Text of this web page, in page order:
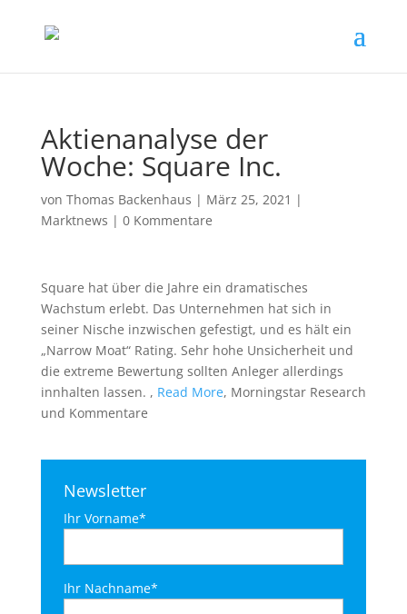
Aktienanalyse der
Woche: Square Inc.
von Thomas Backenhaus | März 25, 2021 |
Marktnews | 0 Kommentare
Square hat über die Jahre ein dramatisches
Wachstum erlebt. Das Unternehmen hat sich in
seiner Nische inzwischen gefestigt, und es hält ein
„Narrow Moat“ Rating. Sehr hohe Unsicherheit und
die extreme Bewertung sollten Anleger allerdings
innhalten lassen. , Read More, Morningstar Research
und Kommentare
Newsletter
Ihr Vorname*
Ihr Nachname*